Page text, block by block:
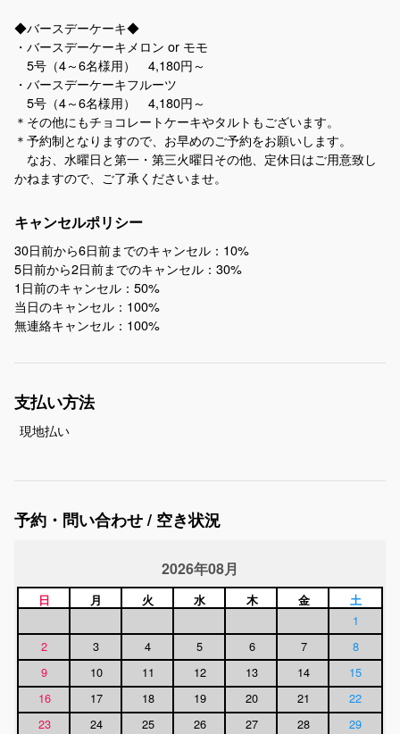
◆バースデーケーキ◆
・バースデーケーキメロン or モモ
5号（4～6名様用） 4,180円～
・バースデーケーキフルーツ
5号（4～6名様用） 4,180円～
＊その他にもチョコレートケーキやタルトもございます。
＊予約制となりますので、お早めのご予約をお願いします。
なお、水曜日と第一・第三火曜日その他、定休日はご用意致し
かねますので、ご了承くださいませ。
キャンセルポリシー
30日前から6日前までのキャンセル：10%
5日前から2日前までのキャンセル：30%
1日前のキャンセル：50%
当日のキャンセル：100%
無連絡キャンセル：100%
支払い方法
現地払い
予約・問い合わせ / 空き状況
2026年08月
日 月 火 水 木 金 土
1
2
3 4 5 6 7
8
9
10 11 12 13 14
15
16
17 18 19 20 21
22
23
24 25 26 27 28
29